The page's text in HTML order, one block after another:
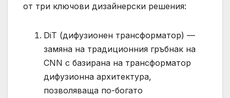
от три ключови дизайнерски решения:
DiT (дифузионен трансформатор) —
замяна на традиционния гръбнак на
CNN с базирана на трансформатор
дифузионна архитектура,
позволяваща по-богато